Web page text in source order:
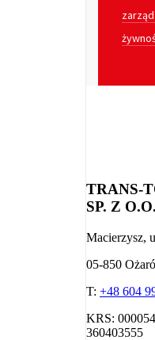
TRANS-
SP. Z O.O.
Macierzysz,
05-850
T: +48 604
KRS:
360403555